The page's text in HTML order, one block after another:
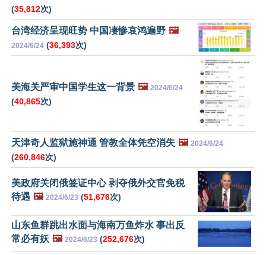
(35,812次)
台湾经济呈现旺势 中国凄惨哀鸿遍野 🖼️
2024/6/24 (36,393次)
美海关严审中国学生这一背景 🖼️ 2024/6/24
(40,865次)
天津奇人监狱施神通 管教全体凭空消失 🖼️ 2024/6/24
(260,846次)
美政府关闭俄签证中心 剥夺俄外交官免税
待遇 🖼️ 2024/6/23 (51,676次)
山东鱼群跳出水面与海南万鱼炸水 事出反
常必有妖 🖼️ 2024/6/23 (252,676次)